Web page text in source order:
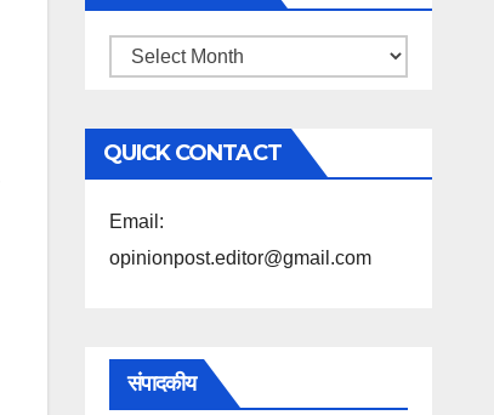
महिने
अनुसार
पढ़ें
QUICK CONTACT
Email:
opinionpost.editor@gmail.com
संपादकीय